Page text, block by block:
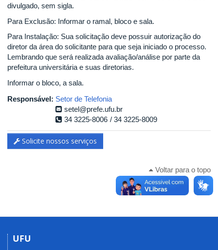
divulgado, sem sigla.
Para Exclusão: Informar o ramal, bloco e sala.
Para Instalação: Sua solicitação deve possuir autorização do
diretor da área do solicitante para que seja iniciado o processo.
Lembrando que será realizada avaliação/análise por parte da
prefeitura universitária e suas diretorias.
Informar o bloco, a sala.
Responsável: Setor de Telefonia
setel@prefe.ufu.br
34 3225-8006
34 3225-8009
Solicite nossos serviços
Voltar para o topo
UFU